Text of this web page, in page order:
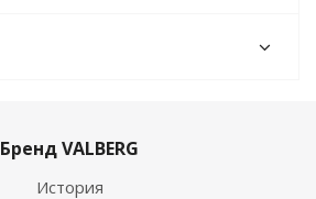
Бренд VALBERG
История